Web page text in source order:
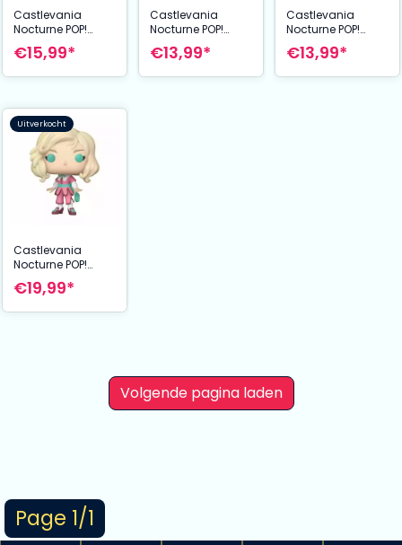
Page 1/1
Castlevania
Nocturne POP!
Animation Vinyl
Figure Richter 9
€15,99*
Castlevania
Nocturne POP!
Animation Vinyl
Figure Erzsebet 9
€13,99*
Castlevania
Nocturne POP!
Animation Vinyl
Figure Drolta 9 cm
€13,99*
Uitverkocht
Castlevania
Nocturne POP!
Animation Vinyl
Figure Maria 9 cm
€19,99*
Volgende pagina laden